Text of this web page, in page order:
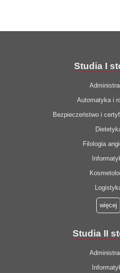
Studia I
Automatyka i
Bezpieczeństwo i
Filologia
więcej
Studia II